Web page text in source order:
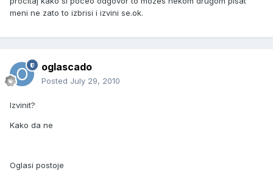
meni ne zato to izbrisi i izvini se.ok.
oglascado
Posted July 29, 2010
Izvinit?
Kako da ne
Oglasi postoje